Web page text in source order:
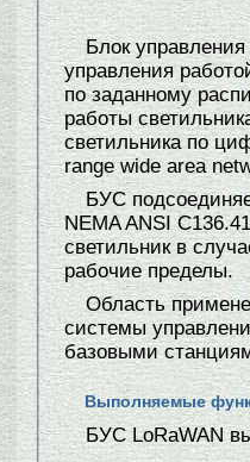
Блок
управления
по заданному
работы
светильника по
range wide area
БУС
NEMA ANSI
светильник в
рабочие пределы.
Область
системы
базовыми
Выполняемые
БУС LoRaWAN